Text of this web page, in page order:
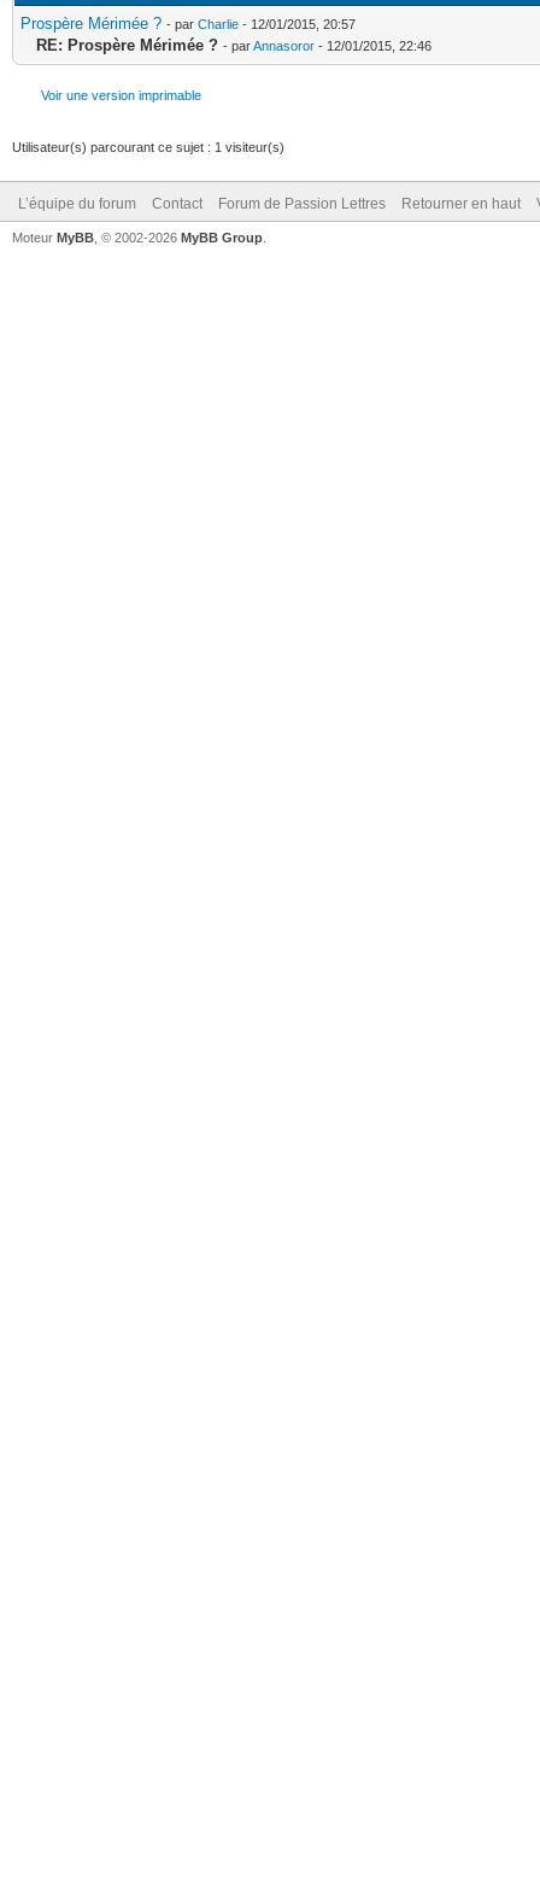
Prospère Mérimée ? - par Charlie - 12/01/2015, 20:57
RE: Prospère Mérimée ? - parAnnasoror - 12/01/2015, 22:46
Voir une version imprimable
Utilisateur(s) parcourant ce sujet : 1 visiteur(s)
L’équipe du forum Contact Forum de Passion Lettres Retourner en haut
Moteur MyBB , © 2002-2026 MyBB Group